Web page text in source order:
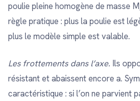
poulie pleine homogène de masse
règle pratique : plus la poulie est
plus le modèle simple est valable.
Les frottements dans l’axe. Ils
résistant et abaissent encore a.
caractéristique : si l’on ne parvient